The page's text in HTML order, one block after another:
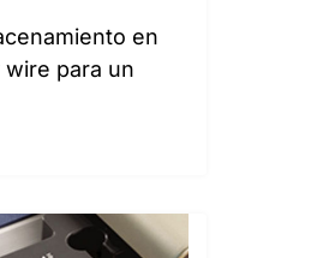
en
para un